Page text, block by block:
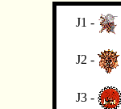
J1 -
J2 -
J3 -